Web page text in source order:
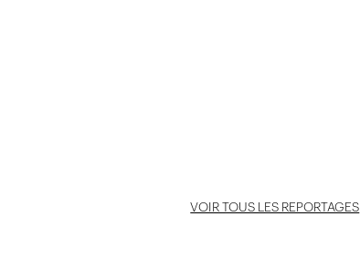
VOIR TOUS LES REPORTAGES